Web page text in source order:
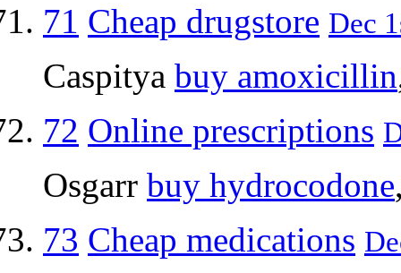
71 Cheap drugstore Dec
Caspitya buy amoxicillin
72 Online prescriptions
Osgarr buy hydrocodone
73 Cheap medications